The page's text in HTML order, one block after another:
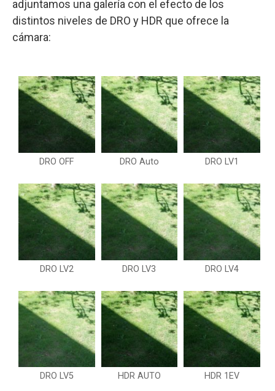
adjuntamos una galería con el efecto de los
distintos niveles de DRO y HDR que ofrece la
cámara:
DRO OFF DRO Auto DRO LV1
DRO LV2 DRO LV3 DRO LV4
DRO LV5 HDR AUTO HDR 1EV